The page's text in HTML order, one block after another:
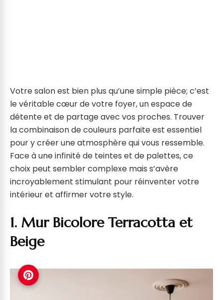
Votre salon est bien plus qu’une simple pièce; c’est
le véritable cœur de votre foyer, un espace de
détente et de partage avec vos proches. Trouver
la combinaison de couleurs parfaite est essentiel
pour y créer une atmosphère qui vous ressemble.
Face à une infinité de teintes et de palettes, ce
choix peut sembler complexe mais s’avère
incroyablement stimulant pour réinventer votre
intérieur et affirmer votre style.
1. Mur Bicolore Terracotta et
Beige